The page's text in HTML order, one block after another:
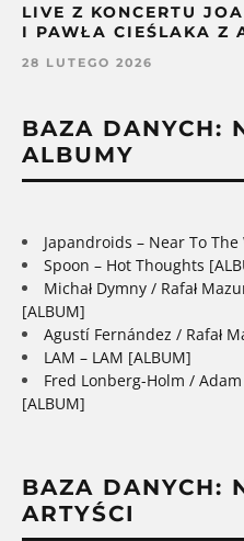
LIVE Z KONCERTU
I PAWŁA CIEŚLAKA Z
28 LUTEGO 2026
BAZA DANYCH:
ALBUMY
Japandroids – Near To
Spoon – Hot Thoughts
Michał Dymny / Rafał
[ALBUM]
Agustí Fernández / Rafał
LAM – LAM [ALBUM]
Fred Lonberg-Holm /
[ALBUM]
BAZA DANYCH:
ARTYŚCI